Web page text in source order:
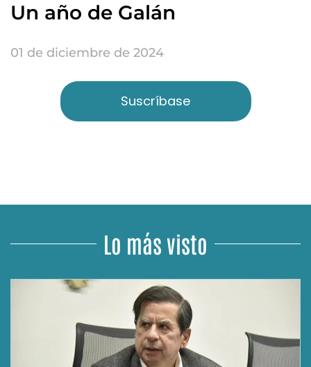
Un año de Galán
01 de diciembre de 2024
Suscríbase
Lo más visto